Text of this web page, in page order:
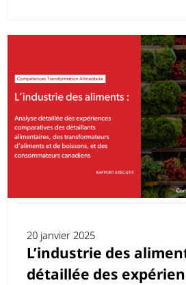
20 janvier 2025
L’industrie des
détaillée des